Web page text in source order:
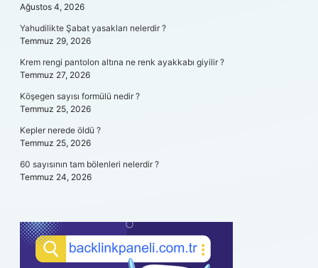
Ağustos 4, 2026
Yahudilikte Şabat yasakları nelerdir ?
Temmuz 29, 2026
Krem rengi pantolon altına ne renk ayakkabı giyilir ?
Temmuz 27, 2026
Köşegen sayısı formülü nedir ?
Temmuz 25, 2026
Kepler nerede öldü ?
Temmuz 25, 2026
60 sayısının tam bölenleri nelerdir ?
Temmuz 24, 2026